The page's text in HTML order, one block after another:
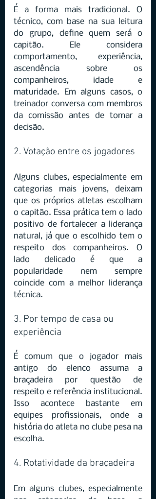
É a forma mais tradicional. O
técnico, com base na sua leitura
do grupo, define quem será o
capitão. Ele considera
comportamento, experiência,
ascendência sobre os
companheiros, idade e
maturidade. Em alguns casos, o
treinador conversa com membros
da comissão antes de tomar a
decisão.
2. Votação entre os jogadores
Alguns clubes, especialmente em
categorias mais jovens, deixam
que os próprios atletas escolham
o capitão. Essa prática tem o lado
positivo de fortalecer a liderança
natural, já que o escolhido tem o
respeito dos companheiros. O
lado delicado é que a
popularidade nem sempre
coincide com a melhor liderança
técnica.
3. Por tempo de casa ou
experiência
É comum que o jogador mais
antigo do elenco assuma a
braçadeira por questão de
respeito e referência institucional.
Isso acontece bastante em
equipes profissionais, onde a
história do atleta no clube pesa na
escolha.
4. Rotatividade da braçadeira
Em alguns clubes, especialmente